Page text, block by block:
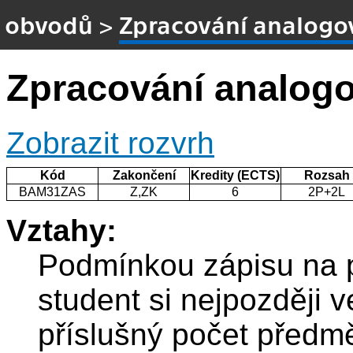
obvodů > Zpracování
Zpracování
Zobrazit rozvrh
Kód Zakončení Kredity (ECTS)
Rozsah
BAM31ZAS
Z,ZK 6 2P+2L
Vztahy:
Podmínkou zápisu na
student si nejpozději
příslušný počet